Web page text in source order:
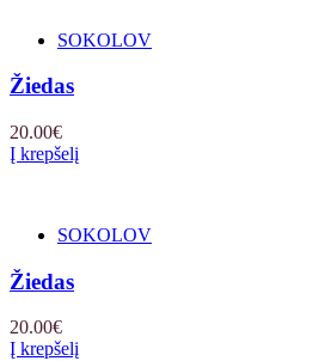
SOKOLOV
Žiedas
20.00€
Į krepšelį
SOKOLOV
Žiedas
20.00€
Į krepšelį